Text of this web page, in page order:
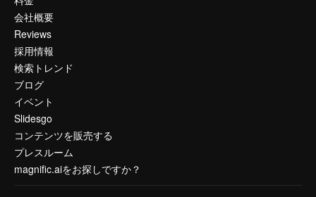
会社概要
Reviews
採用情報
検索トレンド
ブログ
イベント
Slidesgo
コンテンツを販売する
プレスルーム
magnific.aiをお探しですか？